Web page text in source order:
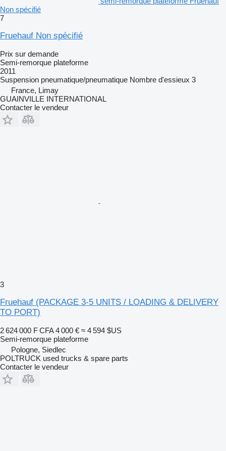
Non spécifié
7
Fruehauf Non spécifié
Prix sur demande
Semi-remorque plateforme
2011
Suspension pneumatique/pneumatique Nombre d'essieux 3
France, Limay
GUAINVILLE INTERNATIONAL
Contacter le vendeur
3
Fruehauf (PACKAGE 3-5 UNITS / LOADING & DELIVERY
TO PORT)
2 624 000 F CFA 4 000 € ≈ 4 594 $US
Semi-remorque plateforme
Pologne, Siedlec
POLTRUCK used trucks & spare parts
Contacter le vendeur